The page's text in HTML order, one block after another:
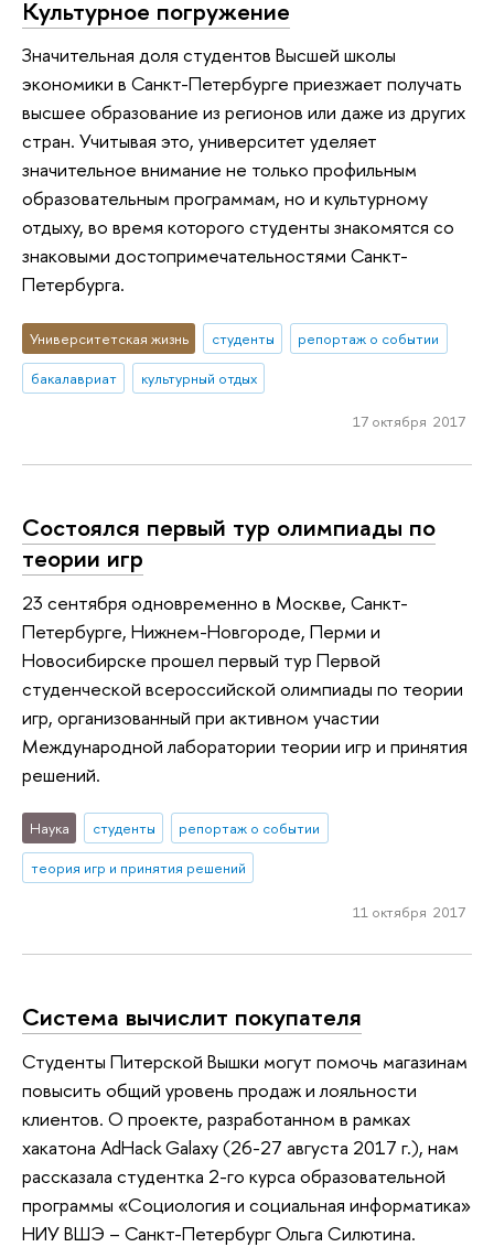
Культурное погружение
Значительная доля студентов Высшей школы
экономики в Санкт-Петербурге приезжает получать
высшее образование из регионов или даже из других
стран. Учитывая это, университет уделяет
значительное внимание не только профильным
образовательным программам, но и культурному
отдыху, во время которого студенты знакомятся со
знаковыми достопримечательностями Санкт-
Петербурга.
Университетская жизнь студенты
репортаж о событии
бакалавриат
культурный отдых
17 октября 2017
Состоялся первый тур олимпиады по
теории игр
23 сентября одновременно в Москве, Санкт-
Петербурге, Нижнем-Новгороде, Перми и
Новосибирске прошел первый тур Первой
студенческой всероссийской олимпиады по теории
игр, организованный при активном участии
Международной лаборатории теории игр и принятия
решений.
Наука студенты
репортаж о событии
теория игр и принятия решений
11 октября 2017
Система вычислит покупателя
Студенты Питерской Вышки могут помочь магазинам
повысить общий уровень продаж и лояльности
клиентов. О проекте, разработанном в рамках
хакатона AdHack Galaxy (26-27 августа 2017 г.), нам
рассказала студентка 2-го курса образовательной
программы «Социология и социальная информатика»
НИУ ВШЭ – Санкт-Петербург Ольга Силютина.